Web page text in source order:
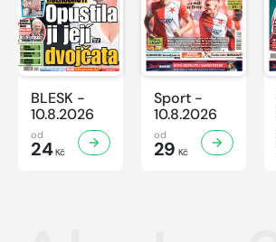
BLESK -
10.8.2026
od
24Kč
Sport -
10.8.2026
od
29 Kč